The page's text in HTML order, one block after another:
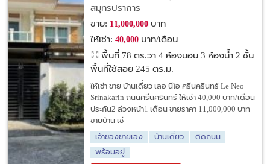
สมุทรปราการ
ขาย: 11,000,000บาท
ให้เช่า: 40,000บาท/เดือน
พื้นที่ 78 ตร.วา 4 ห้องนอน 3 ห้องน้ำ 2 ชั้น
พื้นที่ใช้สอย 245 ตร.ม.
ให้เช่า ขาย บ้านเดี่ยว เลอ นีโอ ศรีนครินทร์ Le Neo
Srinakarin ถนนศรีนครินทร์ ให้เช่า 40,000 บาท/เดือน
ประกัน2 ล่วงหน้า1 เดือน ขายราคา 11,000,000 บาท
ขายบ้าน เช่
เจ้าของขายเอง
บ้านเดี่ยว
ติดถนน
พร้อมอยู่